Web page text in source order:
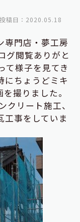
投稿日：2020.05.18
専門店・夢工房
グ閲覧ありがと
て様子を見てき
にちょうどミキ
撮りました。
クリート施工、
事をしていま